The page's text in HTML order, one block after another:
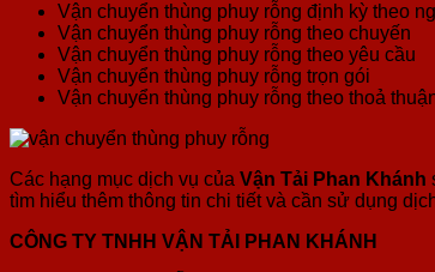
Vận chuyển thùng phuy rỗng định kỳ theo
Vận chuyển thùng phuy rỗng theo chuyến
Vận chuyển thùng phuy rỗng theo yêu cầu
Vận chuyển thùng phuy rỗng trọn gói
Vận chuyển thùng phuy rỗng theo thoả
Các hạng mục dịch vụ của Vận Tải Phan Khánh
tìm hiểu thêm thông tin chi tiết và cần sử dụng
CÔNG TY TNHH VẬN TẢI PHAN KHÁNH